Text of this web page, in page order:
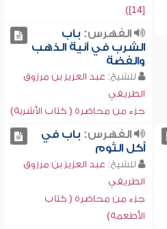
[14])
الفهرس: باب
الشرب في آنية الذهب
والفضة
للشيخ: عبد العزيز بن مرزوق
الطريفي
جزء من محاضرة ( كتاب الأشربة)
الفهرس: باب في
أكل الثوم
للشيخ: عبد العزيز بن مرزوق
الطريفي
جزء من محاضرة ( كتاب
الأطعمة)